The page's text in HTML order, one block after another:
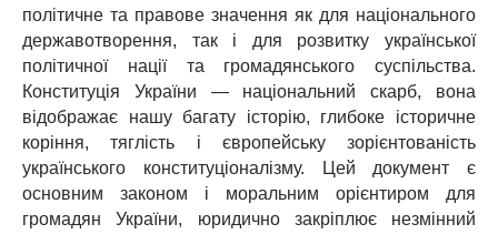
політичне та правове значення як для національного
державотворення, так i для розвитку української
політичної нації та громадянського суспільства.
Конституція України — національний скарб, вона
відображає нашу багату історію, глибоке історичне
коріння, тяглість і європейську зорієнтованість
українського конституціоналізму. Цей документ є
основним законом i моральним орієнтиром для
громадян України, юридично закріплює незмінний